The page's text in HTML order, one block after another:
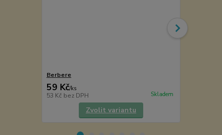
Berbere
59 Kč/ks
53 Kč bez DPH Skladem
Zvolit variantu